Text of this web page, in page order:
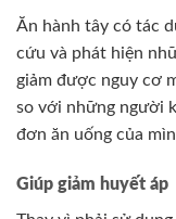
Ăn hành tây có tác
cứu và phát hiện
giảm được nguy cơ
so với những người
đơn ăn uống của
Giúp giảm huyết áp